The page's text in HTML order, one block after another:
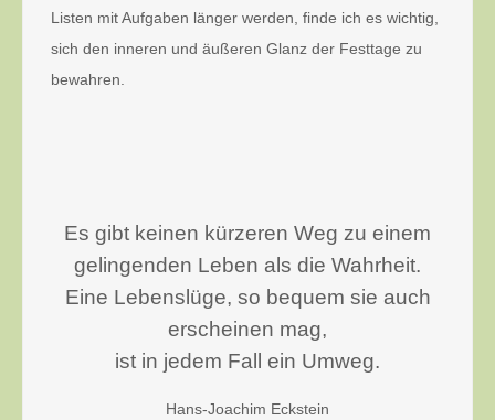
Listen mit Aufgaben länger werden, finde ich es wichtig,
sich den inneren und äußeren Glanz der Festtage zu
bewahren.
Es gibt keinen kürzeren Weg zu einem
gelingenden Leben als die Wahrheit.
Eine Lebenslüge, so bequem sie auch
erscheinen mag,
ist in jedem Fall ein Umweg.
Hans-Joachim Eckstein